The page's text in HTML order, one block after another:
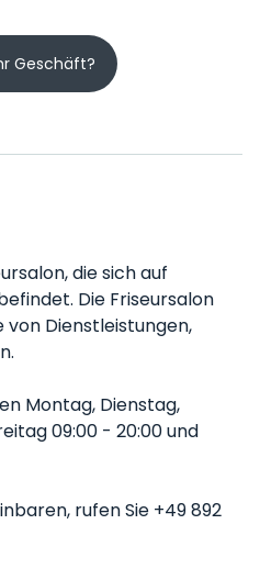
Geschäft?
die sich auf
Die Friseursalon
Dienstleistungen,
Montag, Dienstag,
09:00 - 20:00 und
rufen Sie +49 892